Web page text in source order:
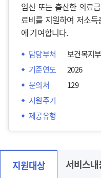
임신 또는 출산한 의료
료비를 지원하여 저소
에 기여합니다.
담당부처
보건복지
기준연도
2026
문의처
129
지원주기
제공유형
지원대상 서비스내